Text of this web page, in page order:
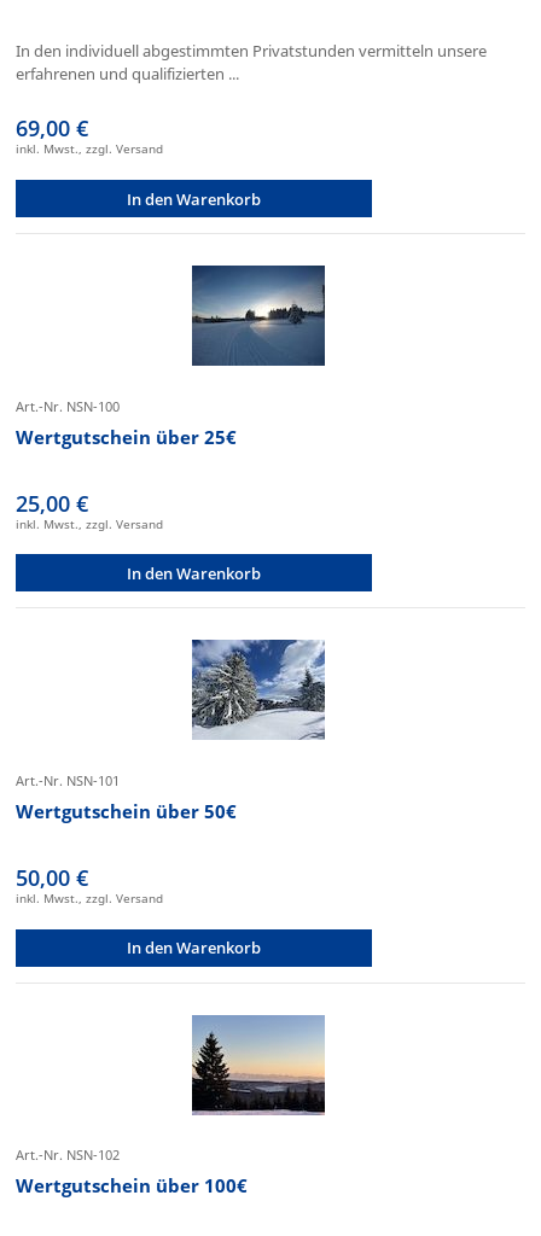
In den individuell abgestimmten Privatstunden vermitteln unsere
erfahrenen und qualifizierten ...
69,00 €
inkl. Mwst., zzgl. Versand
In den Warenkorb
Art.-Nr. NSN-100
Wertgutschein über 25€
25,00 €
inkl. Mwst., zzgl. Versand
In den Warenkorb
Art.-Nr. NSN-101
Wertgutschein über 50€
50,00 €
inkl. Mwst., zzgl. Versand
In den Warenkorb
Art.-Nr. NSN-102
Wertgutschein über 100€